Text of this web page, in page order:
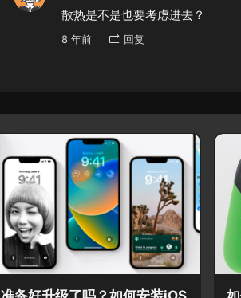
散热是不是也要考虑进去？
8 年前 回复